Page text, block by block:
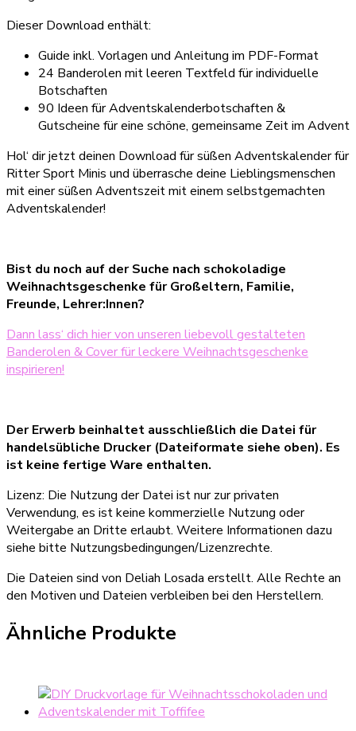
Dieser Download enthält:
Guide inkl. Vorlagen und Anleitung im PDF-Format
24 Banderolen mit leeren Textfeld für individuelle
Botschaften
90 Ideen für Adventskalenderbotschaften &
Gutscheine für eine schöne, gemeinsame Zeit im Advent
Hol‘ dir jetzt deinen Download für süßen Adventskalender für
Ritter Sport Minis und überrasche deine Lieblingsmenschen
mit einer süßen Adventszeit mit einem selbstgemachten
Adventskalender!
Bist du noch auf der Suche nach schokoladige
Weihnachtsgeschenke für Großeltern, Familie,
Freunde, Lehrer:Innen?
Dann lass‘ dich hier von unseren liebevoll gestalteten
Banderolen & Cover für leckere Weihnachtsgeschenke
inspirieren!
Der Erwerb beinhaltet ausschließlich die Datei für
handelsübliche Drucker (Dateiformate siehe oben). Es
ist keine fertige Ware enthalten.
Lizenz: Die Nutzung der Datei ist nur zur privaten
Verwendung, es ist keine kommerzielle Nutzung oder
Weitergabe an Dritte erlaubt. Weitere Informationen dazu
siehe bitte Nutzungsbedingungen/Lizenzrechte.
Die Dateien sind von Deliah Losada erstellt. Alle Rechte an
den Motiven und Dateien verbleiben bei den Herstellern.
Ähnliche Produkte